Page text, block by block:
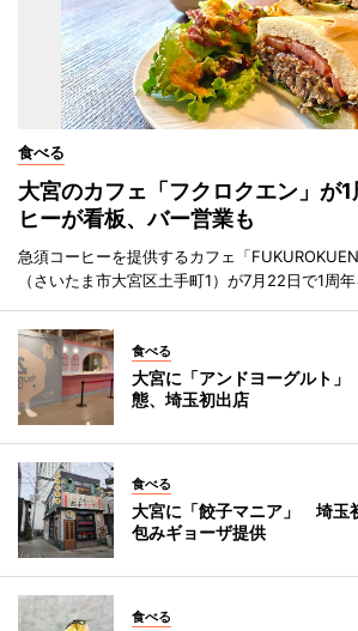
食べる
大宮のカフェ「フクロクエン」
ヒーが看板、バー営業も
急須コーヒーを提供するカフェ「
（さいたま市大宮区土手町1）が7月22日で1周年
食べる
大宮に「アンドヨーグルト
態、埼玉初出店
食べる
大宮に「餃子マニア」 埼玉
包みギョーザ提供
食べる